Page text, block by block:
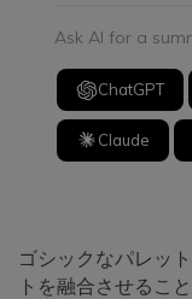
Ask AI for a
ChatGPT
Claude
ゴシックなパレッ
トを融合させるこ